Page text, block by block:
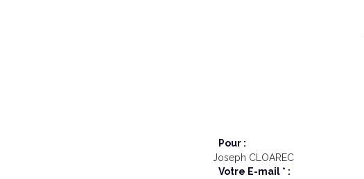
Pour :
Joseph CLOAREC
Votre E-mail * :